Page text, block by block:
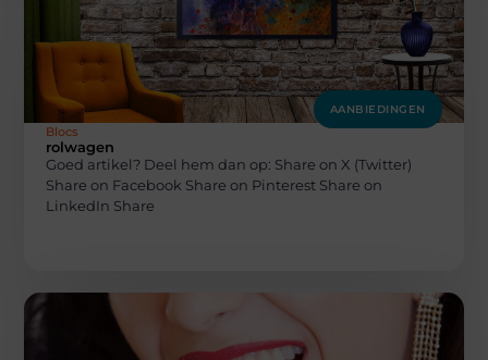
AANBIEDINGEN
Blocs
rolwagen
Goed artikel? Deel hem dan op: Share on X (Twitter)
Share on Facebook Share on Pinterest Share on
LinkedIn Share